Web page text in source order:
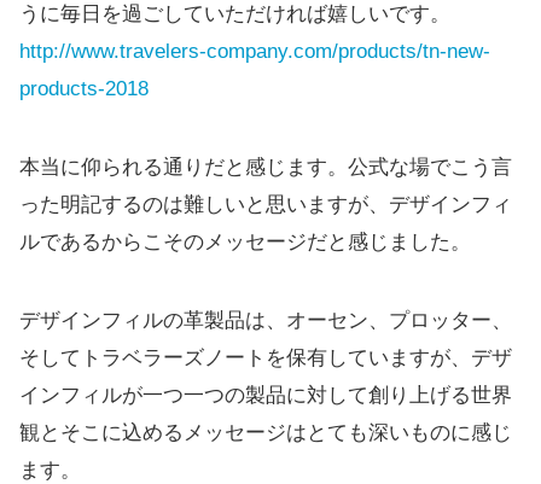
うに毎日を過ごしていただければ嬉しいです。
http://www.travelers-company.com/products/tn-new-
products-2018
本当に仰られる通りだと感じます。公式な場でこう言
った明記するのは難しいと思いますが、デザインフィ
ルであるからこそのメッセージだと感じました。
デザインフィルの革製品は、オーセン、プロッター、
そしてトラベラーズノートを保有していますが、デザ
インフィルが一つ一つの製品に対して創り上げる世界
観とそこに込めるメッセージはとても深いものに感じ
ます。